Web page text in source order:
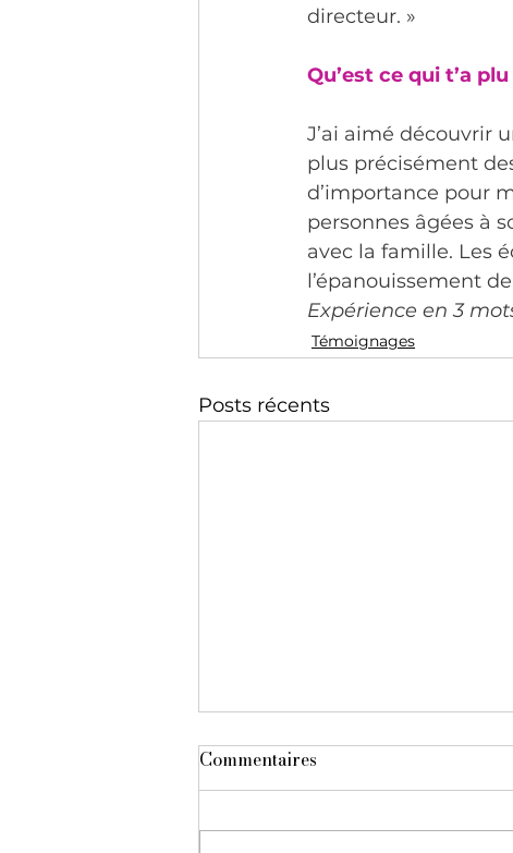
directeur. »
Qu’est ce qui t’a plu
J’ai aimé découvrir
plus précisément
d’importance pour
personnes âgées à
avec la famille. Les
l’épanouissement
Expérience en 3
Témoignages
Posts récents
Commentaires